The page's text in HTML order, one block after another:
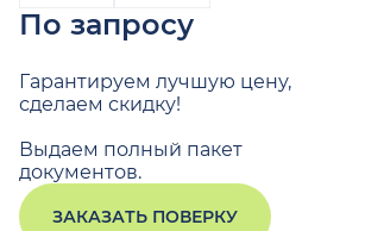
По запросу
Гарантируем лучшую цену,
сделаем скидку!
Выдаем полный пакет
документов.
ЗАКАЗАТЬ ПОВЕРКУ